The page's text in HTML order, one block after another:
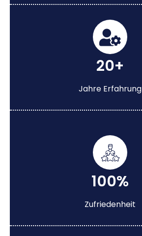
20+
Jahre Erfahrung
100%
Zufriedenheit